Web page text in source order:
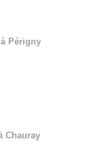
Périgny
Chauray